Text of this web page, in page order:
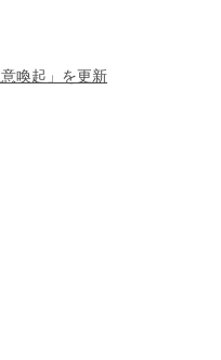
喚起」を更新